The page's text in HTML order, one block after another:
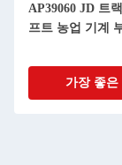
AP39060 JD 트
프트 농업 기계
가장 좋